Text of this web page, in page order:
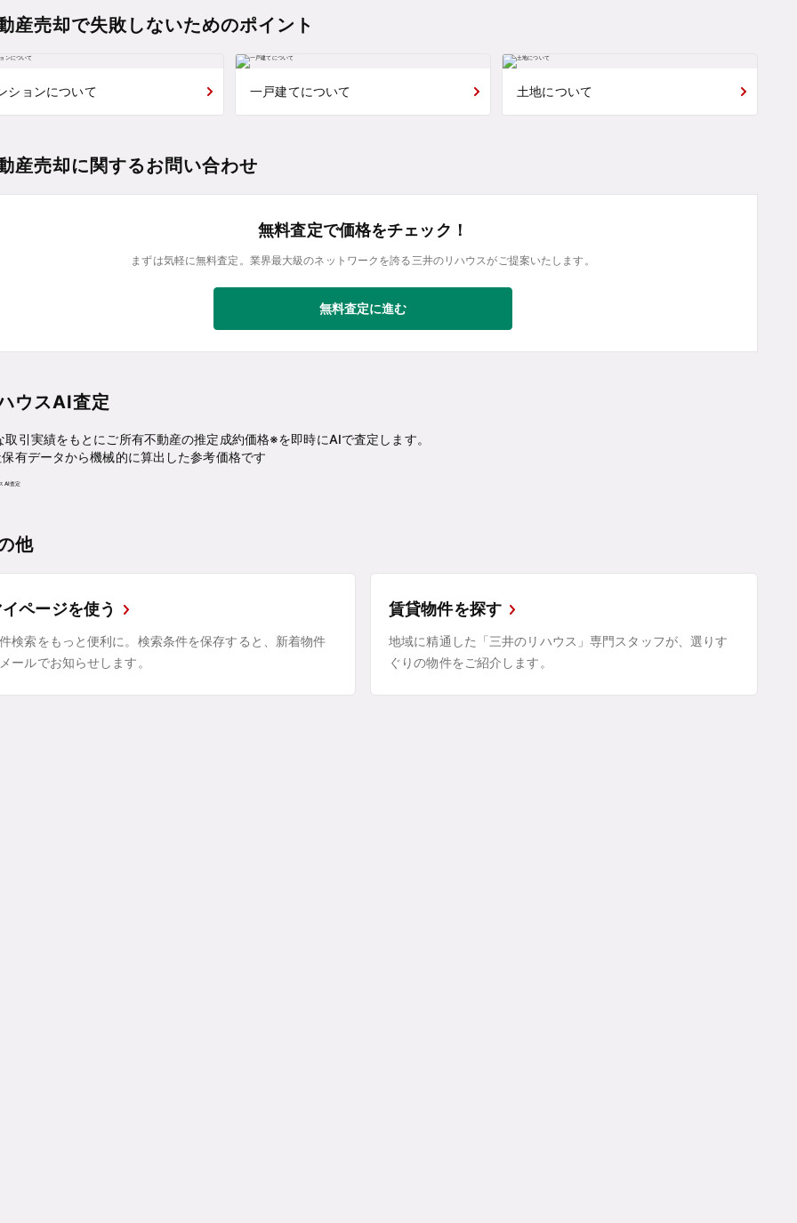
産売却で失敗しないためのポイント
ションについて 一戸建てについて 土地について
産売却に関するお問い合わせ
無料査定で価格をチェック！
まずは気軽に無料査定。業界最大級のネットワークを誇る三井のリハウスがご提案いたします。
無料査定に進む
ウスAI査定
取引実績をもとにご所有不動産の推定成約価格※を即時にAIで査定します。
有データから機械的に算出した参考価格です
他
ページを使う
検索をもっと便利に。検索条件を保存すると、新着物件
ールでお知らせします。
賃貸物件を探す
地域に精通した「三井のリハウス」専門スタッフが、選りす
ぐりの物件をご紹介します。